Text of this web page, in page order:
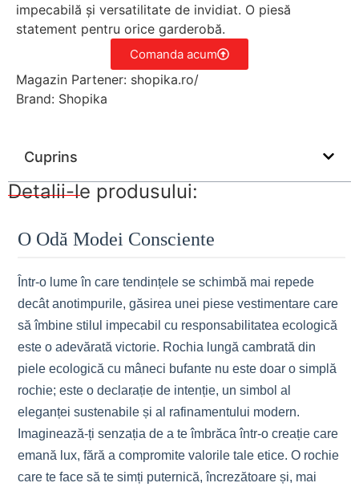
impecabilă și versatilitate de invidiat. O piesă
statement pentru orice garderobă.
Comanda acum
Magazin Partener: shopika.ro/
Brand: Shopika
Cuprins
Detalii-le produsului:
O Odă Modei Consciente
Într-o lume în care tendințele se schimbă mai repede
decât anotimpurile, găsirea unei piese vestimentare care
să îmbine stilul impecabil cu responsabilitatea ecologică
este o adevărată victorie. Rochia lungă cambrată din
piele ecologică cu mâneci bufante nu este doar o simplă
rochie; este o declarație de intenție, un simbol al
eleganței sustenabile și al rafinamentului modern.
Imaginează-ți senzația de a te îmbrăca într-o creație care
emană lux, fără a compromite valorile tale etice. O rochie
care te face să te simți puternică, încrezătoare și, mai